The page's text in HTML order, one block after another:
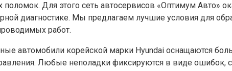
поломок. Для этого сеть автосервисов «Оптимум Авто»
диагностике. Мы предлагаем лучшие условия для
работ.
автомобили корейской марки Hyundai оснащаются
Любые неполадки фиксируются в виде ошибок,